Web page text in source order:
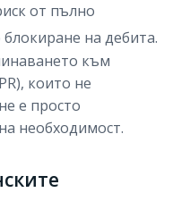
от пълно
на дебита.
към
които не
е просто
необходимост.